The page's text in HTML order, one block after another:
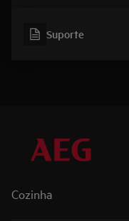
Suporte
Cozinha